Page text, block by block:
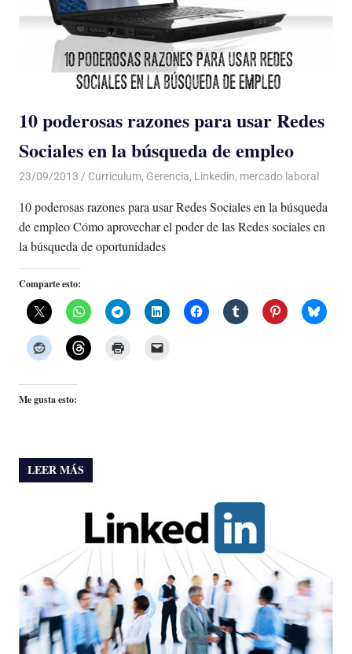
10 poderosas razones para usar Redes
Sociales en la búsqueda de empleo
23/09/2013 Luis Castellanos
Curriculum, Gerencia, Linkedin, mercado laboral
10 poderosas razones para usar Redes Sociales en la búsqueda
de empleo Cómo aprovechar el poder de las Redes sociales en
la búsqueda de oportunidades
Comparte esto:
Me gusta esto:
LEER MÁS